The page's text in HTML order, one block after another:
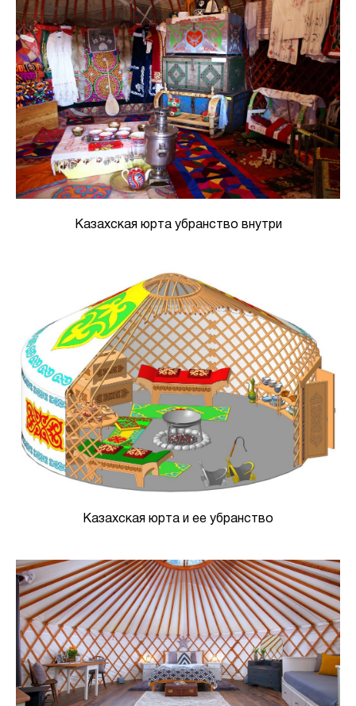
Казахская юрта убранство внутри
Казахская юрта и ее убранство